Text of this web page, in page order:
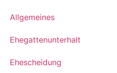
Allgemeines
Ehegattenunterhalt
Ehescheidung